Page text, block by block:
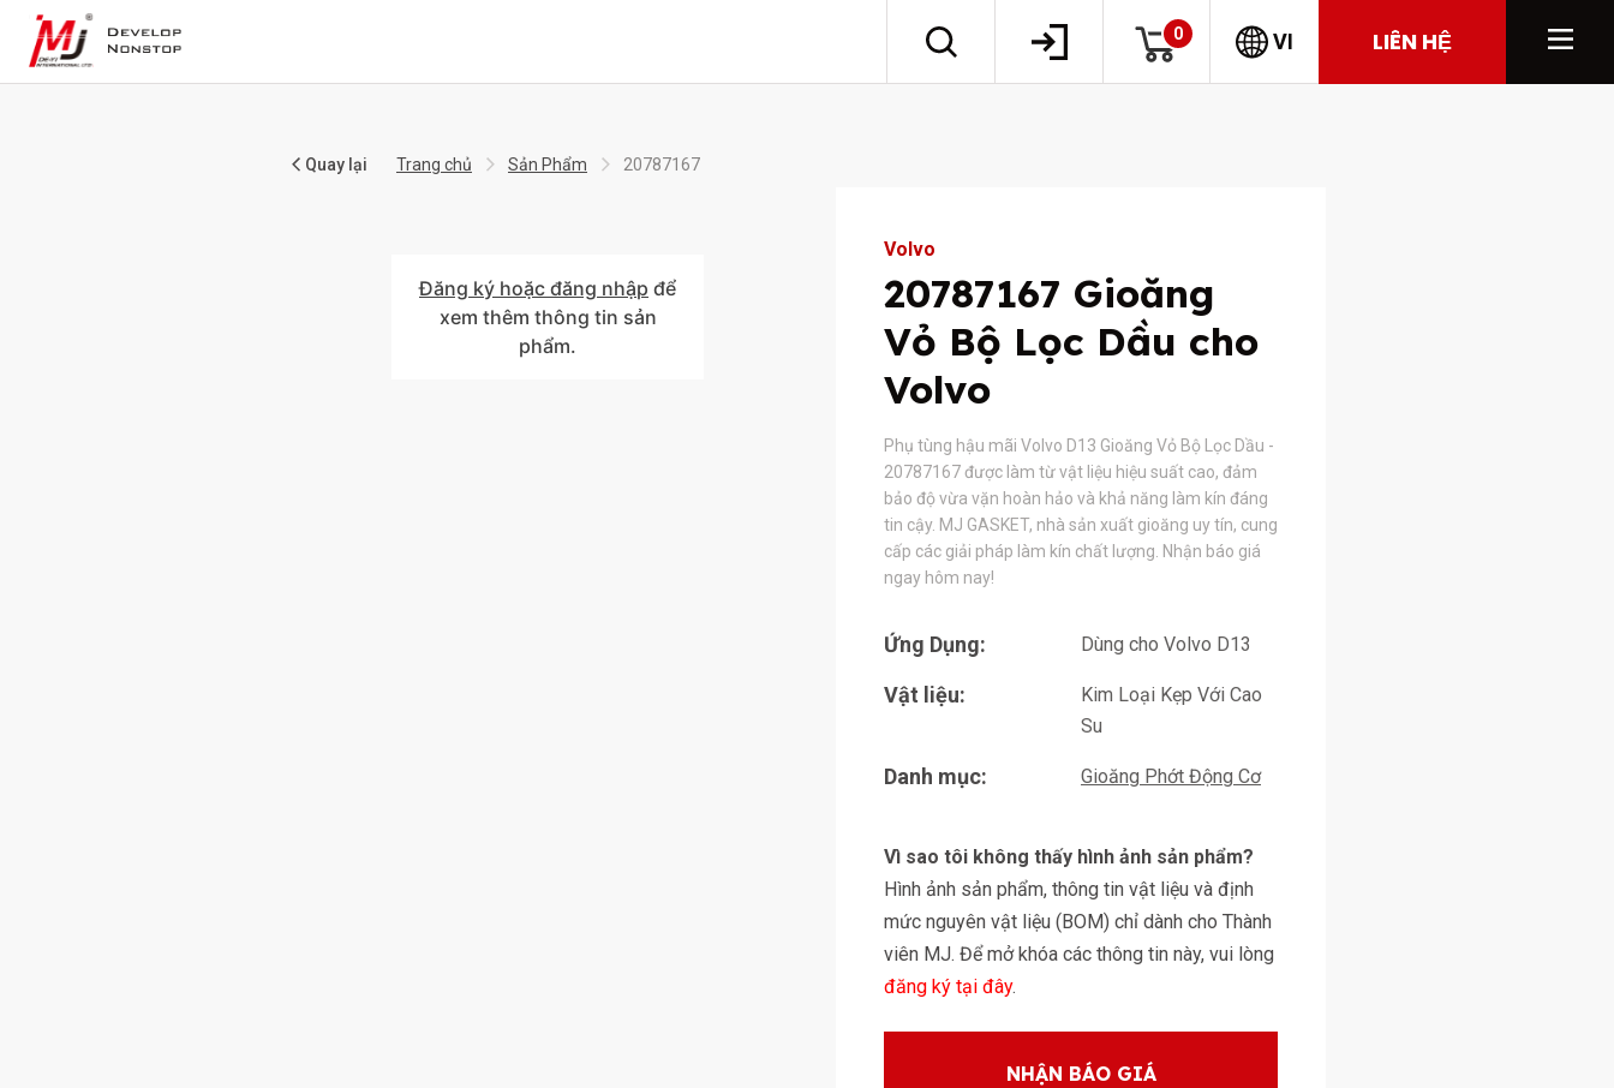
0 VI LIÊN HỆ
Quay lại Trang chủ Sản Phẩm 20787167
Đăng ký hoặc đăng nhập để
xem thêm thông tin sản
phẩm.
Volvo
20787167 Gioăng
Vỏ Bộ Lọc Dầu cho
Volvo
Phụ tùng hậu mãi Volvo D13 Gioăng Vỏ Bộ Lọc Dầu -
20787167 được làm từ vật liệu hiệu suất cao, đảm
bảo độ vừa vặn hoàn hảo và khả năng làm kín đáng
tin cậy. MJ GASKET, nhà sản xuất gioăng uy tín, cung
cấp các giải pháp làm kín chất lượng. Nhận báo giá
ngay hôm nay!
Ứng Dụng: Dùng cho Volvo D13
Vật liệu:
Kim Loại Kẹp Với Cao
Su
Danh mục: Gioăng Phớt Động Cơ
Vì sao tôi không thấy hình ảnh sản phẩm?
Hình ảnh sản phẩm, thông tin vật liệu và định
mức nguyên vật liệu (BOM) chỉ dành cho Thành
viên MJ. Để mở khóa các thông tin này, vui lòng
đăng ký tại đây.
NHẬN BÁO GIÁ